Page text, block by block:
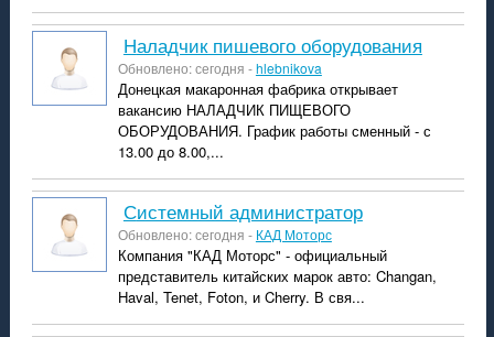
Наладчик пишевого оборудования
Обновлено: сегодня -hlebnikova
Донецкая макаронная фабрика открывает
вакансию НАЛАДЧИК ПИЩЕВОГО
ОБОРУДОВАНИЯ. График работы сменный - с
13.00 до 8.00,...
системный администратор
Обновлено: сегодня - КАД Моторс
Компания "КАД Моторс" - официальный
представитель китайских марок авто: Changan,
Haval, Tenet, Foton, и Cherry. В свя...